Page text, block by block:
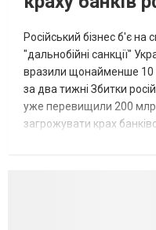
Російський бізнес б'є на
"дальнобійні санкції"
вразили щонайменше 10
за два тижні Збитки
уже перевищили 200
загрожувати крах